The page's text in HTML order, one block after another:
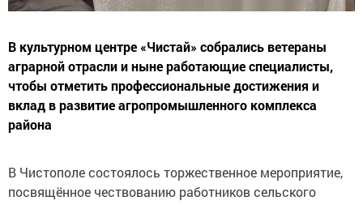
В культурном центре «Чистай» собрались ветераны
аграрной отрасли и ныне работающие специалисты,
чтобы отметить профессиональные достижения и
вклад в развитие агропромышленного комплекса
района
В Чистополе состоялось торжественное мероприятие,
посвящённое чествованию работников сельского